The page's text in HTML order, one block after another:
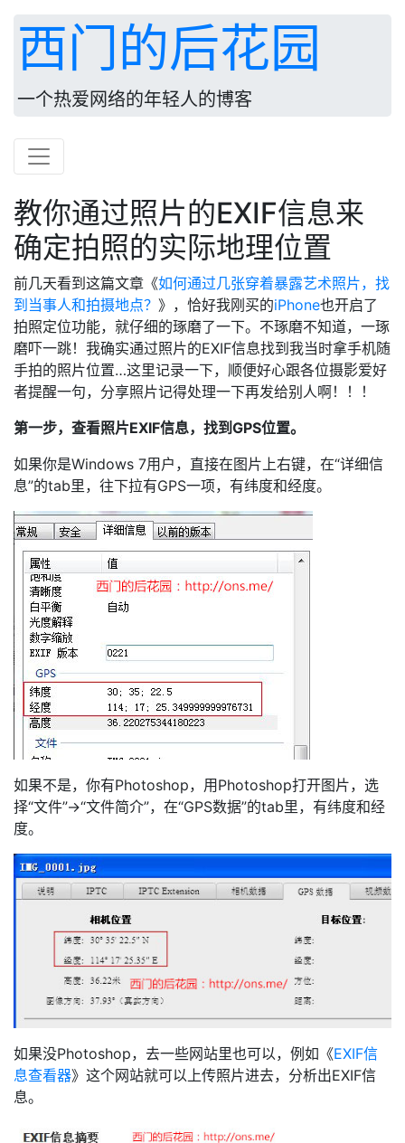
西门的后花园
一个热爱网络的年轻人的博客
教你通过照片的EXIF信息来
确定拍照的实际地理位置
前几天看到这篇文章《如何通过几张穿着暴露艺术照片，找
到当事人和拍摄地点？ 》，恰好我刚买的iPhone也开启了
拍照定位功能，就仔细的琢磨了一下。不琢磨不知道，一琢
磨吓一跳！我确实通过照片的EXIF信息找到我当时拿手机随
手拍的照片位置…这里记录一下，顺便好心跟各位摄影爱好
者提醒一句，分享照片记得处理一下再发给别人啊！！！
第一步，查看照片EXIF信息，找到GPS位置。
如果你是Windows 7用户，直接在图片上右键，在“详细信
息”的tab里，往下拉有GPS一项，有纬度和经度。
如果不是，你有Photoshop，用Photoshop打开图片，选
择“文件”→“文件简介”，在“GPS数据”的tab里，有纬度和经
度。
如果没Photoshop，去一些网站里也可以，例如《EXIF信
息查看器》这个网站就可以上传照片进去，分析出EXIF信
息。